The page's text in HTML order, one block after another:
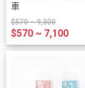
車
$570 ~ 9,300
$570 ~ 7,100